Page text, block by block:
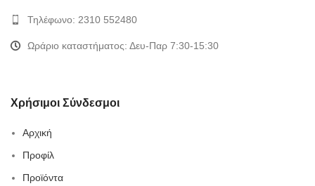
Τηλέφωνο: 2310 552480
Ωράριο καταστήματος: Δευ-Παρ 7:30-15:30
Χρήσιμοι Σύνδεσμοι
Αρχική
Προφίλ
Προϊόντα